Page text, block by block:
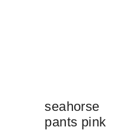
seahorse
pants pink